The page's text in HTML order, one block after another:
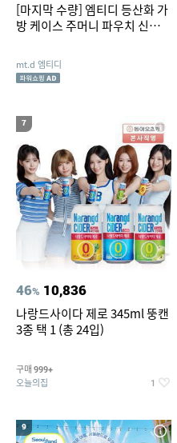
[마지막 수량] 엠티디 등산화 가
방 케이스 주머니 파우치 신발가
mt.d 엠티디
7
46% 10,836
나랑드사이다 제로 345ml 뚱캔
3종 택 1 (총 24입)
구매 999+
오늘의집 1
9